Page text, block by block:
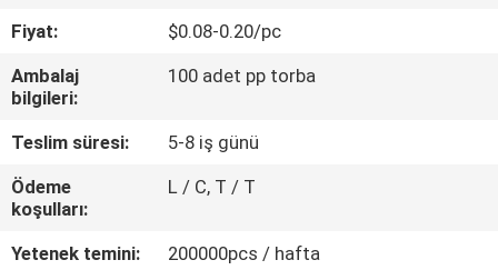
KALITE
BIZIMLE
GEÇIN
Fiyat:
$0.08-0.20/pc
Ambalaj
bilgileri:
100 adet pp torba
Teslim süresi:
5-8 iş günü
Ödeme
koşulları:
L / C, T / T
Yetenek temini:
200000pcs / hafta